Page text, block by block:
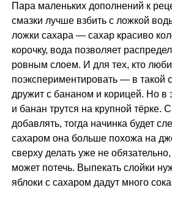
Пара маленьких дополнений к
смазки лучше взбить с ложкой
ложки сахара — сахар красиво
корочку, вода позволяет
ровным слоем. И для тех, кто
поэкспериментировать — в такой
дружит с бананом и корицей. Но в
и банан трутся на крупной тёрке.
добавлять, тогда начинка будет
сахаром она больше похожа на
сверху делать уже не
может потечь. Выпекать слойки
яблоки с сахаром дадут много